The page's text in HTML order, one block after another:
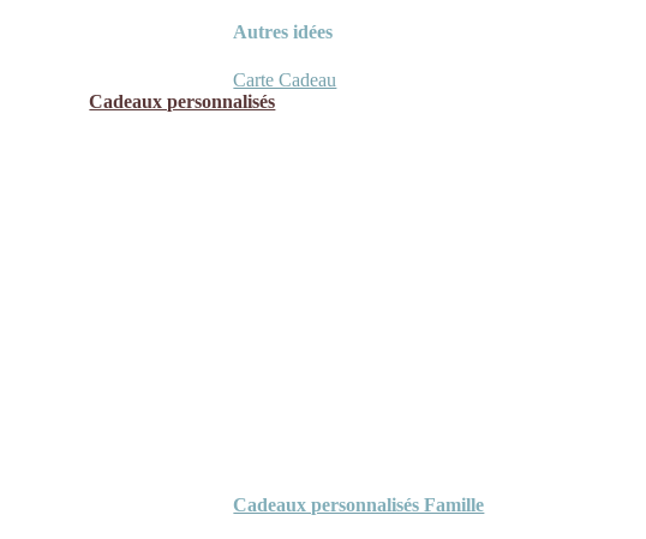
Autres idées
Carte Cadeau
Cadeaux personnalisés
Cadeaux personnalisés Famille